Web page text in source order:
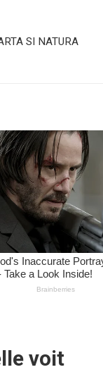
SI NATURA
voit